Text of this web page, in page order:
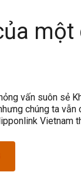
vấn suôn sẻ
chúng ta
Vietnam